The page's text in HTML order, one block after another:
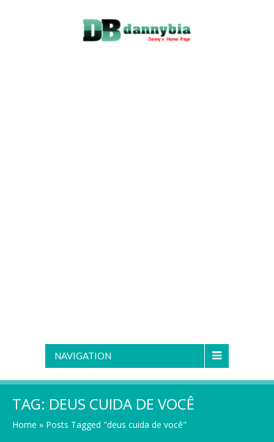
NAVIGATION
TAG: DEUS CUIDA DE VOCÊ
Home » Posts Tagged "deus cuida de você"